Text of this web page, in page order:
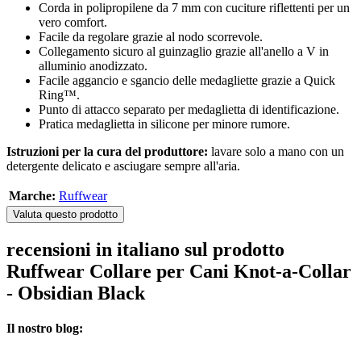
Corda in polipropilene da 7 mm con cuciture riflettenti per un
vero comfort.
Facile da regolare grazie al nodo scorrevole.
Collegamento sicuro al guinzaglio grazie all'anello a V in
alluminio anodizzato.
Facile aggancio e sgancio delle medagliette grazie a Quick
Ring™.
Punto di attacco separato per medaglietta di identificazione.
Pratica medaglietta in silicone per minore rumore.
Istruzioni per la cura del produttore: lavare solo a mano con un
detergente delicato e asciugare sempre all'aria.
Marche: Ruffwear
Valuta questo prodotto
recensioni in italiano sul prodotto
Ruffwear Collare per Cani Knot-a-Collar
- Obsidian Black
Il nostro blog: